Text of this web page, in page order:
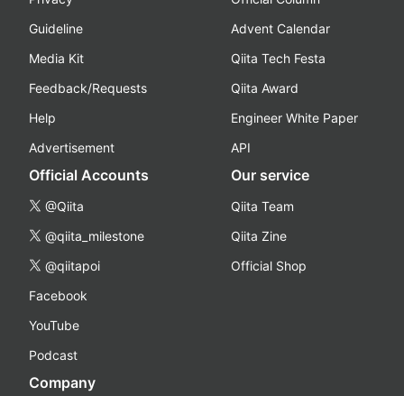
Guideline
Media Kit
Feedback/Requests
Help
Advertisement
Advent Calendar
Qiita Tech Festa
Qiita Award
Engineer White Paper
API
Official Accounts
@Qiita
@qiita_milestone
@qiitapoi
Facebook
YouTube
Podcast
Our service
Qiita Team
Qiita Zine
Official Shop
Company